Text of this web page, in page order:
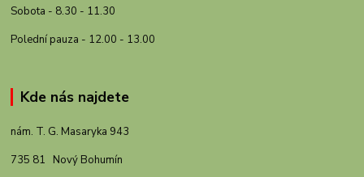
Sobota - 8.30 - 11.30
Polední pauza - 12.00 - 13.00
Kde nás najdete
nám. T. G. Masaryka 943
735 81 Nový Bohumín